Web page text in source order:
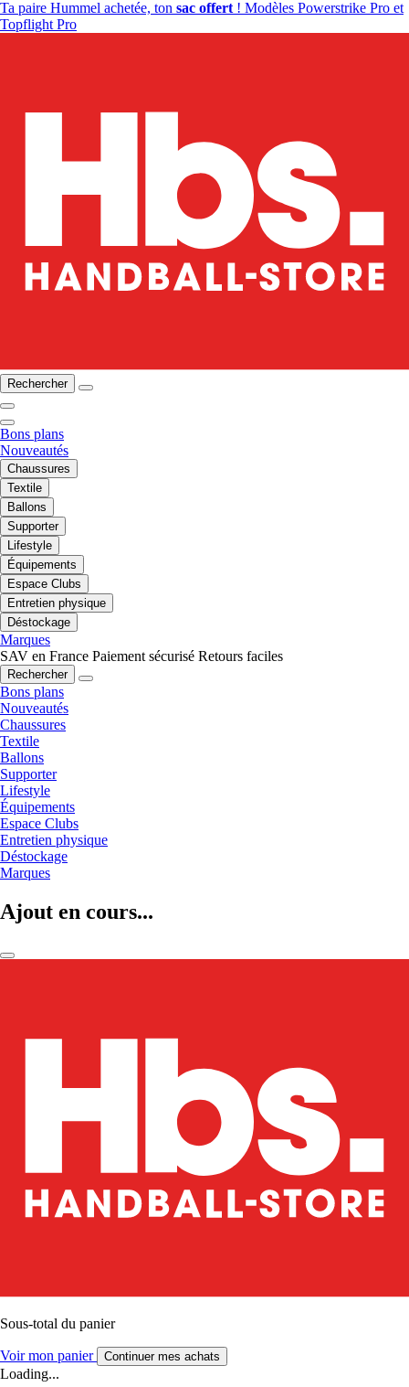
Ta paire Hummel achetée, ton sac offert ! Modèles Powerstrike Pro et
Topflight Pro
Rechercher
Bons plans
Nouveautés
Chaussures
Textile
Ballons
Supporter
Lifestyle
Équipements
Espace Clubs
Entretien physique
Déstockage
Marques
SAV en France Paiement sécurisé Retours faciles
Rechercher
Bons plans
Nouveautés
Chaussures
Textile
Ballons
Supporter
Lifestyle
Équipements
Espace Clubs
Entretien physique
Déstockage
Marques
Ajout en cours...
Sous-total du panier
Voir mon panier Continuer mes achats
Loading...